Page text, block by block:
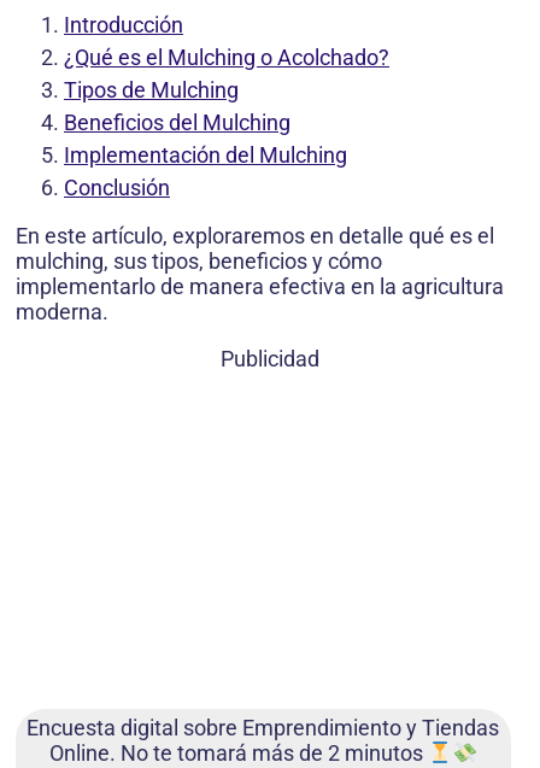
Introducción
¿Qué es el Mulching o Acolchado?
Tipos de Mulching
Beneficios del Mulching
Implementación del Mulching
Conclusión
En este artículo, exploraremos en detalle qué es el
mulching, sus tipos, beneficios y cómo
implementarlo de manera efectiva en la agricultura
moderna.
Publicidad
Encuesta digital sobre Emprendimiento y Tiendas
Online. No te tomará más de 2 minutos